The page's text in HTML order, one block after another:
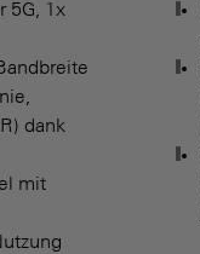
5G, 1x
dank
mit